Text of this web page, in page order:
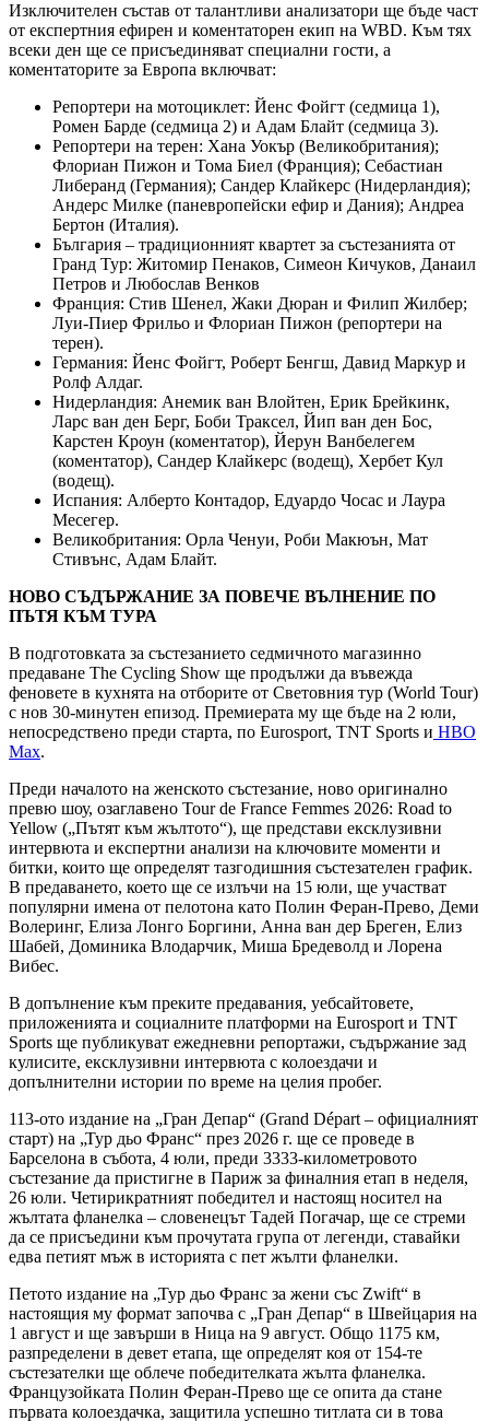
Изключителен състав от талантливи анализатори ще бъде част
от експертния ефирен и коментаторен екип на WBD. Към тях
всеки ден ще се присъединяват специални гости, а
коментаторите за Европа включват:
Репортери на мотоциклет: Йенс Фойгт (седмица 1),
Ромен Барде (седмица 2) и Адам Блайт (седмица 3).
Репортери на терен: Хана Уокър (Великобритания);
Флориан Пижон и Тома Биел (Франция); Себастиан
Либеранд (Германия); Сандер Клайкерс (Нидерландия);
Андерс Милке (паневропейски ефир и Дания); Андреа
Бертон (Италия).
България – традиционният квартет за състезанията от
Гранд Тур: Житомир Пенаков, Симеон Кичуков, Данаил
Петров и Любослав Венков
Франция: Стив Шенел, Жаки Дюран и Филип Жилбер;
Луи-Пиер Фрильо и Флориан Пижон (репортери на
терен).
Германия: Йенс Фойгт, Роберт Бенгш, Давид Маркур и
Ролф Алдаг.
Нидерландия: Анемик ван Влойтен, Ерик Брейкинк,
Ларс ван ден Берг, Боби Траксел, Йип ван ден Бос,
Карстен Кроун (коментатор), Йерун Ванбелегем
(коментатор), Сандер Клайкерс (водещ), Хербет Кул
(водещ).
Испания: Алберто Контадор, Едуардо Чосас и Лаура
Месегер.
Великобритания: Орла Ченуи, Роби Макюън, Мат
Стивънс, Адам Блайт.
НОВО СЪДЪРЖАНИЕ ЗА ПОВЕЧЕ ВЪЛНЕНИЕ ПО
ПЪТЯ КЪМ ТУРА
В подготовката за състезанието седмичното магазинно
предаване The Cycling Show ще продължи да въвежда
феновете в кухнята на отборите от Световния тур (World Tour)
с нов 30-минутен епизод. Премиерата му ще бъде на 2 юли,
непосредствено преди старта, по Eurosport, TNT Sports и HBO
Max.
Преди началото на женското състезание, ново оригинално
превю шоу, озаглавено Tour de France Femmes 2026: Road to
Yellow („Пътят към жълтото“), ще представи ексклузивни
интервюта и експертни анализи на ключовите моменти и
битки, които ще определят тазгодишния състезателен график.
В предаването, което ще се излъчи на 15 юли, ще участват
популярни имена от пелотона като Полин Феран-Прево, Деми
Волеринг, Елиза Лонго Боргини, Анна ван дер Бреген, Елиз
Шабей, Доминика Влодарчик, Миша Бредеволд и Лорена
Вибес.
В допълнение към преките предавания, уебсайтовете,
приложенията и социалните платформи на Eurosport и TNT
Sports ще публикуват ежедневни репортажи, съдържание зад
кулисите, ексклузивни интервюта с колоездачи и
допълнителни истории по време на целия пробег.
113-ото издание на „Гран Депар“ (Grand Départ – официалният
старт) на „Тур дьо Франс“ през 2026 г. ще се проведе в
Барселона в събота, 4 юли, преди 3333-километровото
състезание да пристигне в Париж за финалния етап в неделя,
26 юли. Четирикратният победител и настоящ носител на
жълтата фланелка – словенецът Тадей Погачар, ще се стреми
да се присъедини към прочутата група от легенди, ставайки
едва петият мъж в историята с пет жълти фланелки.
Петото издание на „Тур дьо Франс за жени със Zwift“ в
настоящия му формат започва с „Гран Депар“ в Швейцария на
1 август и ще завърши в Ница на 9 август. Общо 1175 км,
разпределени в девет етапа, ще определят коя от 154-те
състезателки ще облече победителката жълта фланелка.
Французойката Полин Феран-Прево ще се опита да стане
първата колоездачка, защитила успешно титлата си в това